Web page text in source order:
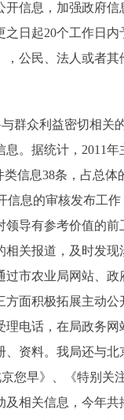
开信息，加强政府信
日起20个工作日内
公民、法人或者其
群众利益密切相关
。据统计，2011年
信息38条，占总体
信息的审核发布工
领导有参考价值的前
关报道，及时发现
过市农业局网站、政
方面积极拓展主动公
电话，在局政务网
资料。我局还与北
您早》、《特别关
及相关信息，今年共